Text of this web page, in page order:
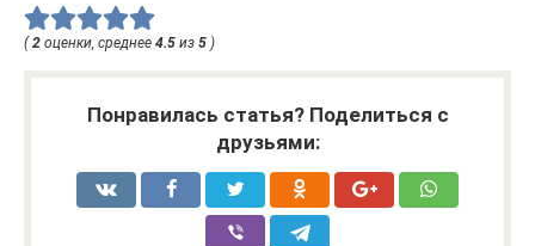
( 2 оценки, среднее 4.5 из 5 )
Понравилась статья? Поделиться с
друзьями: